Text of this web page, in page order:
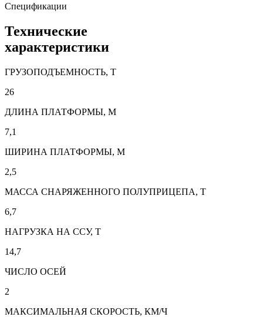
Спецификации
Технические
характеристики
ГРУЗОПОДЪЕМНОСТЬ, Т
26
ДЛИНА ПЛАТФОРМЫ, М
7,1
ШИРИНА ПЛАТФОРМЫ, М
2,5
МАССА СНАРЯЖЕННОГО ПОЛУПРИЦЕПА, Т
6,7
НАГРУЗКА НА ССУ, Т
14,7
ЧИСЛО ОСЕЙ
2
МАКСИМАЛЬНАЯ СКОРОСТЬ, КМ/Ч